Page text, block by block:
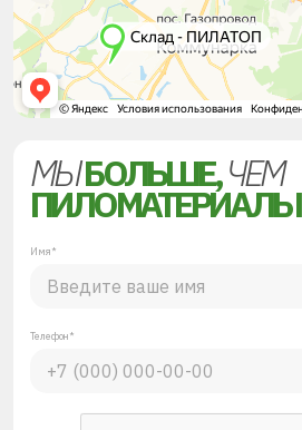
МЫБОЛЬШЕ,ЧЕМ
ПИЛОМАТЕРИАЛЫ
Имя*
Телефон*